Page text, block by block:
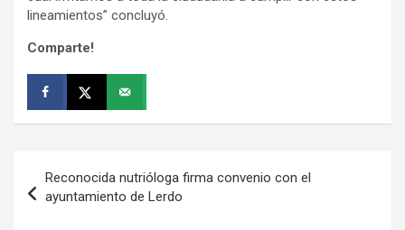
lineamientos” concluyó.
Comparte!
de
Reconocida nutrióloga firma convenio con el
ayuntamiento de Lerdo